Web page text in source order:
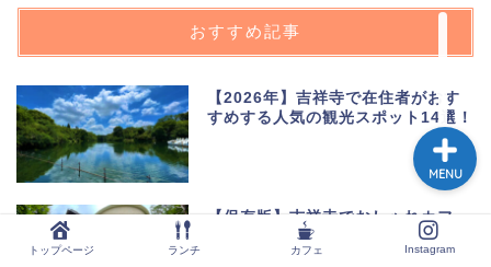
おすすめ記事
【2026年】吉祥寺で在住者がおす
すめする人気の観光スポット14選！
【保存版】吉祥寺でおしゃれカフェ
巡り｜おすすめのカフェ35選
トップページ ランチ カフェ Instagram
MENU
Instagram